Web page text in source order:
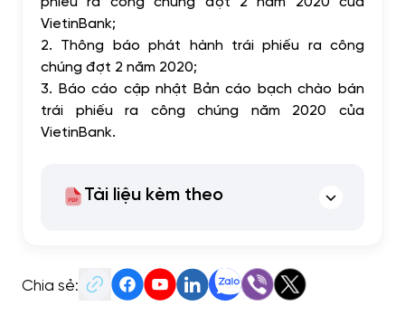
VietinBank;
2. Thông báo phát hành trái phiếu ra công
chúng đợt 2 năm 2020;
3. Báo cáo cập nhật Bản cáo bạch chào bán
trái phiếu ra công chúng năm 2020 của
VietinBank.
Tài liệu kèm theo
Chia sẻ: